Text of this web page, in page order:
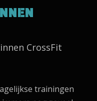
CrossFit
trainingen